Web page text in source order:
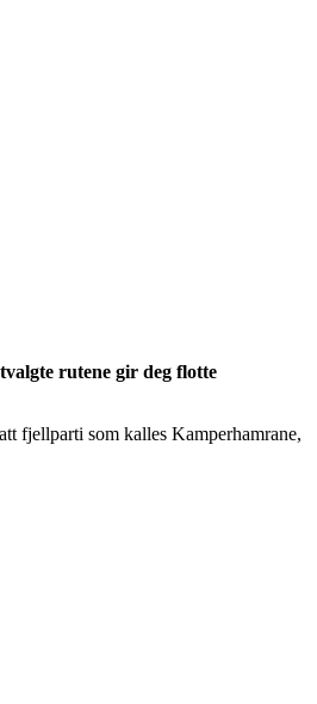
rutene gir deg flotte
fjellparti som kalles Kamperhamrane,